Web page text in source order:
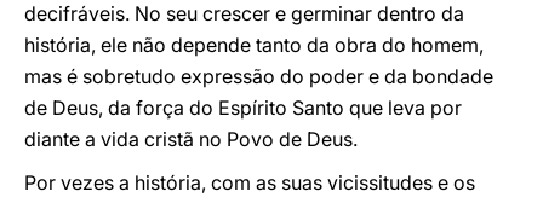
decifráveis. No seu crescer e germinar dentro da
história, ele não depende tanto da obra do homem,
mas é sobretudo expressão do poder e da bondade
de Deus, da força do Espírito Santo que leva por
diante a vida cristã no Povo de Deus.
Por vezes a história, com as suas vicissitudes e os